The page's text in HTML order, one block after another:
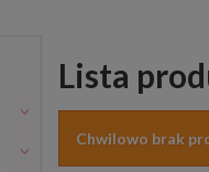
Lista
Chwilowo brak